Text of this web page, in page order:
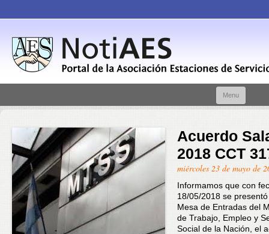
Menu
Acuerdo
2018 CCT
miércoles 23 de mayo de
Informamos que con
18/05/2018 se
Mesa de Entradas del
de Trabajo, Empleo y
Social de la Nación, el